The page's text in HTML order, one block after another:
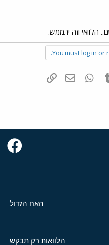
הלוואי וזה יתממש.
You must log in or
Tumblr
WhatsAppדואר אלקטרוני
האח הגדול
הלוואות רק תבקש